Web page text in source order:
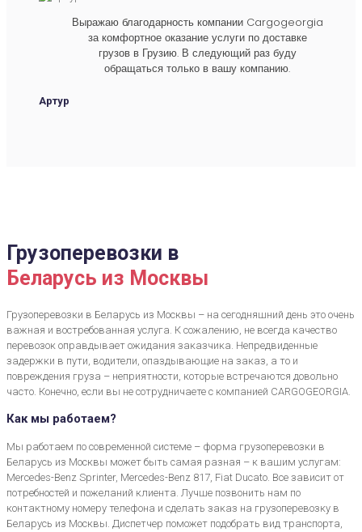
Выражаю благодарность компании Cargogeorgia
за комфортное оказание услуги по доставке
грузов в Грузию. В следующий раз буду
обращаться только в вашу компанию.
Артур
Грузоперевозки в
Беларусь из Москвы
Грузоперевозки в Беларусь из Москвы – на сегодняшний день это очень
важная и востребованная услуга. К сожалению, не всегда качество
перевозок оправдывает ожидания заказчика. Непредвиденные
задержки в пути, водители, опаздывающие на заказ, а то и
повреждения груза – неприятности, которые встречаются довольно
часто. Конечно, если вы не сотрудничаете с компанией CARGOGEORGIA.
Как мы работаем?
Мы работаем по современной системе – форма грузоперевозки в
Беларусь из Москвы может быть самая разная – к вашим услугам:
Mercedes-Benz Sprinter, Mercedes-Benz 817, Fiat Ducato. Все зависит от
потребностей и пожеланий клиента. Лучше позвонить нам по
контактному номеру телефона и сделать заказ на грузоперевозку в
Беларусь из Москвы. Диспетчер поможет подобрать вид транспорта,